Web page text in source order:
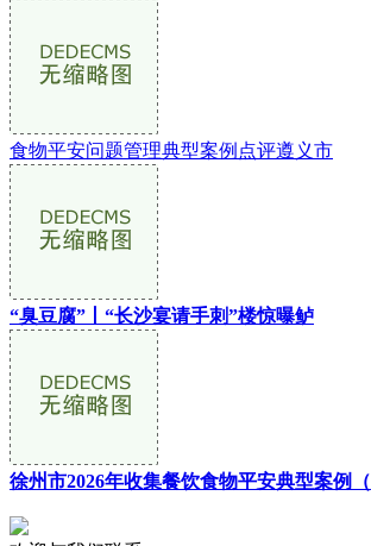
食物平安问题管理典型案例点评遵义市
“臭豆腐”丨“长沙宴请手刺”楼惊曝鲈
徐州市2026年收集餐饮食物平安典型案例（